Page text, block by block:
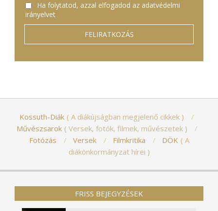
Ha folytatod, azzal elfogadod az adatvédelmi
irányelvet
Kossuth-Diák
A diákújságban megjelenő cikkek
Művészsarok
Versek, fotók, filmek, művészetek
Fotózás
Versek Filmkritika DÖK
A
diákönkormányzat hírei
FRISS BEJEGYZÉSEK